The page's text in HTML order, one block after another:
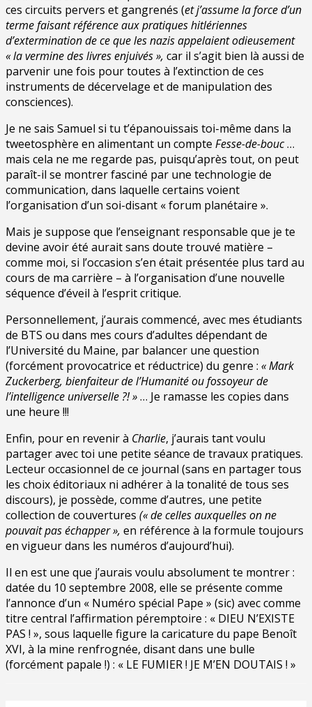
ces circuits pervers et gangrenés (et j’assume la force d’un
terme faisant référence aux pratiqueshitlériennes
d’extermination de ce que les nazis appelaient odieusement
« lavermine des livres enjuivés », car il s’agit bien là aussi de
parvenir une fois pour toutes à l’extinction de ces
instruments de décervelage et de manipulation des
consciences).
Je ne sais Samuel si tu t’épanouissais toi-même dans la
tweetosphère en alimentant un compte Fesse-de-bouc…
mais cela ne me regarde pas, puisqu’après tout, on peut
paraît-il se montrer fasciné par une technologie de
communication, dans laquelle certains voient
l’organisation d’un soi-disant « forum planétaire ».
Mais je suppose que l’enseignant responsable que je te
devine avoir été aurait sans doute trouvé matière –
comme moi, si l’occasion s’en était présentée plus tard au
cours de ma carrière – à l’organisation d’une nouvelle
séquence d’éveil à l’esprit critique.
Personnellement, j’aurais commencé, avec mes étudiants
de BTS ou dans mes cours d’adultes dépendant de
l’Université du Maine, par balancer une question
(forcément provocatrice et réductrice) du genre : « Mark
Zuckerberg, bienfaiteur de l’Humanité ou fossoyeur de
l’intelligence universelle ?! »… Je ramasse les copies dans
une heure !!!
Enfin, pour en revenir à Charlie, j’aurais tant voulu
partager avec toi une petite séance de travaux pratiques.
Lecteur occasionnel de ce journal (sans en partager tous
les choix éditoriaux ni adhérer à la tonalité de tous ses
discours), je possède, comme d’autres, une petite
collection de couvertures (« de celles auxquelles on ne
pouvait pas échapper », en référence à la formule toujours
en vigueur dans les numéros d’aujourd’hui).
Il en est une que j’aurais voulu absolument te montrer :
datée du 10 septembre 2008, elle se présente comme
l’annonce d’un « Numéro spécial Pape » (sic) avec comme
titre central l’affirmation péremptoire : « DIEU N’EXISTE
PAS ! », sous laquelle figure la caricature du pape Benoît
XVI, à la mine renfrognée, disant dans une bulle
(forcément papale !) : « LE FUMIER ! JE M’EN DOUTAIS ! »